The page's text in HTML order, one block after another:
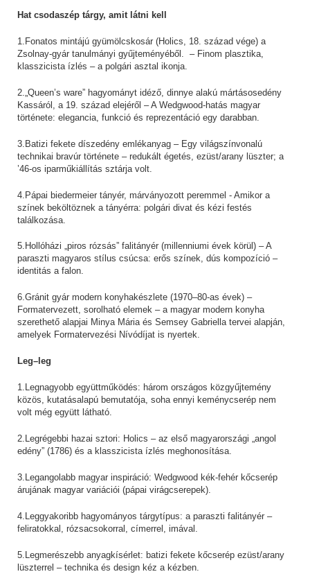
Hat csodaszép tárgy, amit látni kell
1.Fonatos mintájú gyümölcskosár (Holics, 18. század vége) a
Zsolnay-gyár tanulmányi gyűjteményéből. – Finom plasztika,
klasszicista ízlés – a polgári asztal ikonja.
2.„Queen’s ware” hagyományt idéző, dinnye alakú mártásosedény
Kassáról, a 19. század elejéről – A Wedgwood-hatás magyar
története: elegancia, funkció és reprezentáció egy darabban.
3.Batizi fekete díszedény emlékanyag – Egy világszínvonalú
technikai bravúr története – redukált égetés, ezüst/arany lüszter; a
’46-os iparműkiállítás sztárja volt.
4.Pápai biedermeier tányér, márványozott peremmel - Amikor a
színek beköltöznek a tányérra: polgári divat és kézi festés
találkozása.
5.Hollóházi „piros rózsás” falitányér (millenniumi évek körül) – A
paraszti magyaros stílus csúcsa: erős színek, dús kompozíció –
identitás a falon.
6.Gránit gyár modern konyhakészlete (1970–80-as évek) –
Formatervezett, sorolható elemek – a magyar modern konyha
szerethető alapjai Minya Mária és Semsey Gabriella tervei alapján,
amelyek Formatervezési Nívódíjat is nyertek.
Leg–leg
1.Legnagyobb együttműködés: három országos közgyűjtemény
közös, kutatásalapú bemutatója, soha ennyi keménycserép nem
volt még együtt látható.
2.Legrégebbi hazai sztori: Holics – az első magyarországi „angol
edény” (1786) és a klasszicista ízlés meghonosítása.
3.Legangolabb magyar inspiráció: Wedgwood kék-fehér kőcserép
árujának magyar variációi (pápai virágcserepek).
4.Leggyakoribb hagyományos tárgytípus: a paraszti falitányér –
feliratokkal, rózsacsokorral, címerrel, imával.
5.Legmerészebb anyagkísérlet: batizi fekete kőcserép ezüst/arany
lüszterrel – technika és design kéz a kézben.